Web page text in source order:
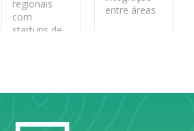
regionais
com
startups de
entre áreas